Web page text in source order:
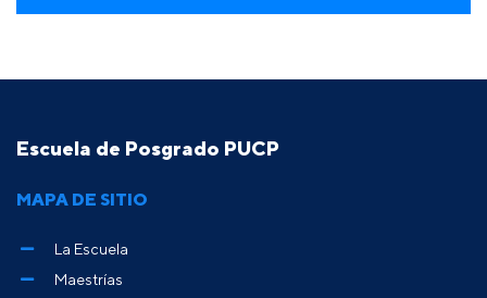
Escuela de Posgrado PUCP
MAPA DE SITIO
La Escuela
Maestrías